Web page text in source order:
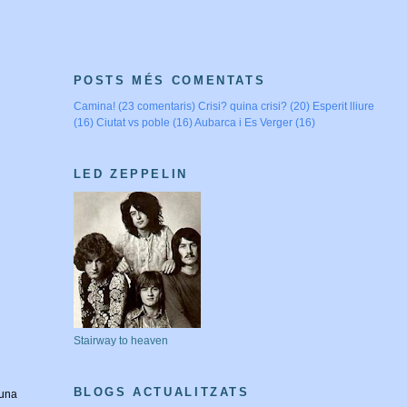
POSTS MÉS COMENTATS
Camina! (23 comentaris) Crisi? quina crisi? (20) Esperit lliure
(16) Ciutat vs poble (16)Aubarca i Es Verger (16)
LED ZEPPELIN
Stairway to heaven
BLOGS ACTUALITZATS